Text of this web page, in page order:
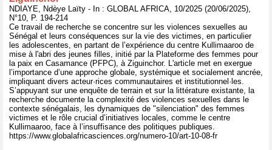
NDIAYE, Ndèye Laïty - In : GLOBAL AFRICA, 10/2025 (20/06/2025),
N°10, P. 194-214
Ce travail de recherche se concentre sur les violences sexuelles au
Sénégal et leurs conséquences sur la vie des victimes, en particulier
les adolescentes, en partant de l’expérience du centre Kullimaaroo de
mise à l'abri des jeunes filles, initié par la Plateforme des femmes pour
la paix en Casamance (PFPC), à Ziguinchor. L'article met en exergue
l’importance d’une approche globale, systémique et socialement ancrée,
impliquant divers acteur·rices communautaires et institutionnel·les.
S’appuyant sur une enquête de terrain et sur la littérature existante, la
recherche documente la complexité des violences sexuelles dans le
contexte sénégalais, les dynamiques de "silenciation" des femmes
victimes et le rôle crucial d’initiatives locales, comme le centre
Kullimaaroo, face à l’insuffisance des politiques publiques.
https://www.globalafricasciences.org/numero-10/art-10-08-fr